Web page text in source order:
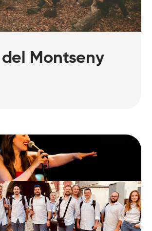
Montseny